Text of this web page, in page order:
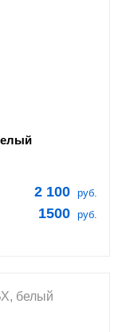
2 100 руб.
1500 руб.